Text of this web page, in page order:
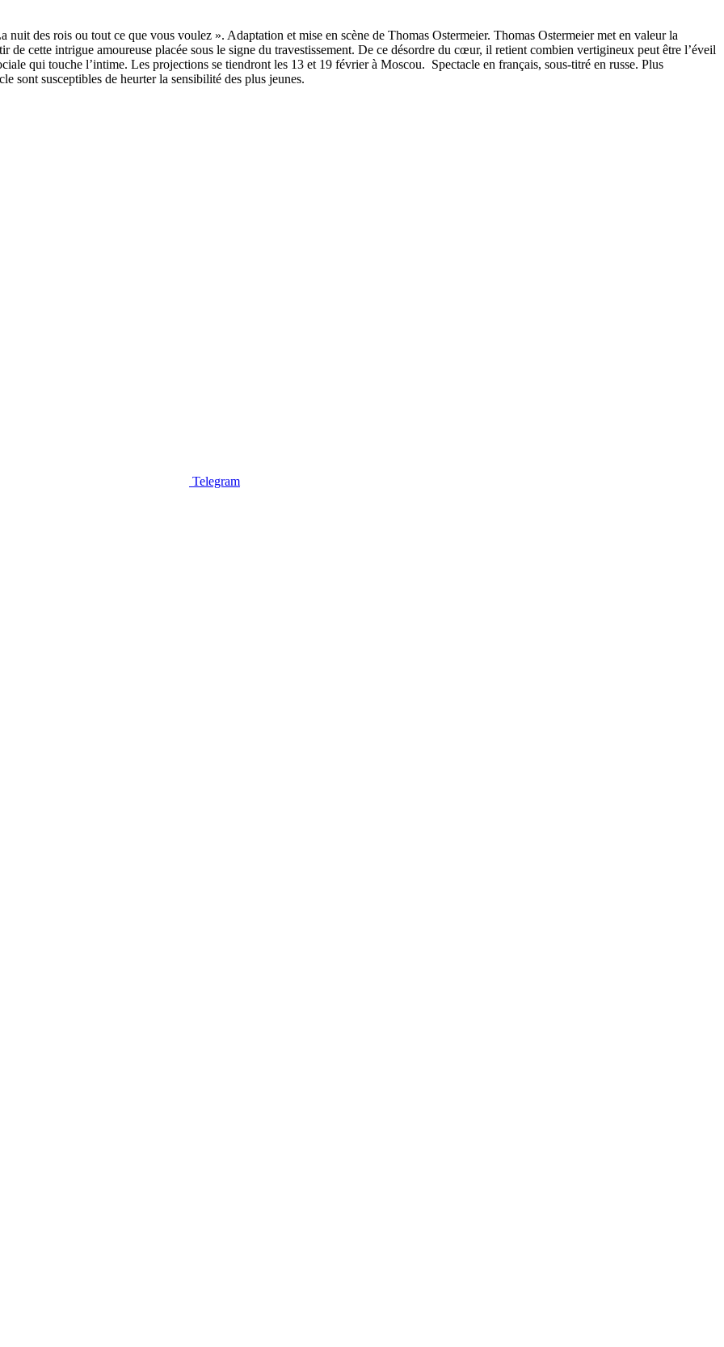
des rois ou tout ce que vous voulez ». Adaptation et mise en scène de Thomas Ostermeier. Thomas Ostermeier met en valeur la
de cette intrigue amoureuse placée sous le signe du travestissement. De ce désordre du cœur, il retient combien vertigineux peut être l’éveil
qui touche l’intime. Les projections se tiendront les 13 et 19 février à Moscou. Spectacle en français, sous-titré en russe. Plus
sont susceptibles de heurter la sensibilité des plus jeunes.
Telegram